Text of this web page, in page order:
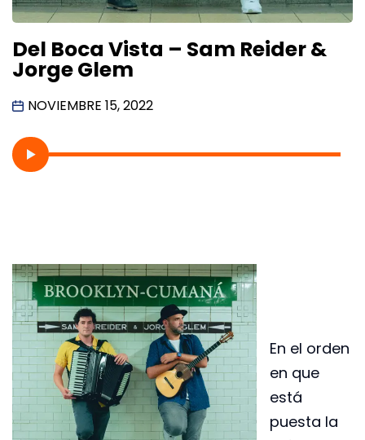
Del Boca Vista – Sam Reider &
Jorge Glem
NOVIEMBRE 15, 2022
En el orden
en que
está
puesta la